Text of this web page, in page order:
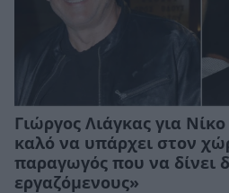
Γιώργος Λιάγκας για
καλό να υπάρχει στον
παραγωγός που να δίνει
εργαζόμενους»